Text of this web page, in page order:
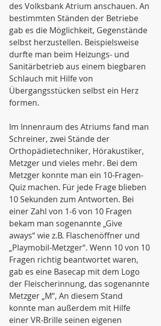
des Volksbank Atrium anschauen. An
bestimmten Ständen der Betriebe
gab es die Möglichkeit, Gegenstände
selbst herzustellen. Beispielsweise
durfte man beim Heizungs- und
Sanitärbetrieb aus einem biegbaren
Schlauch mit Hilfe von
Übergangsstücken selbst ein Herz
formen.
Im Innenraum des Atriums fand man
Schreiner, zwei Stände der
Orthopädietechniker, Hörakustiker,
Metzger und vieles mehr. Bei dem
Metzger konnte man ein 10-Fragen-
Quiz machen. Für jede Frage blieben
10 Sekunden zum Antworten. Bei
einer Zahl von 1-6 von 10 Fragen
bekam man sogenannte „Give
aways“ wie z.B. Flaschenöffner und
„Playmobil-Metzger“. Wenn 10 von 10
Fragen richtig beantwortet waren,
gab es eine Basecap mit dem Logo
der Fleischerinnung, das sogenannte
Metzger „M“, An diesem Stand
konnte man außerdem mit Hilfe
einer VR-Brille seinen eigenen